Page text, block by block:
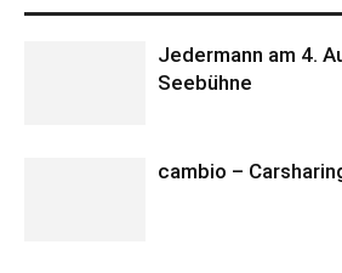
Jedermann am 4.
Seebühne
cambio –